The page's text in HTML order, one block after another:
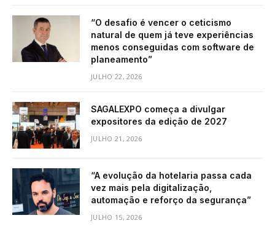
“O desafio é vencer o ceticismo
natural de quem já teve experiências
menos conseguidas com software de
planeamento”
JULHO 22, 2026
SAGALEXPO começa a divulgar
expositores da edição de 2027
JULHO 21, 2026
“A evolução da hotelaria passa cada
vez mais pela digitalização,
automação e reforço da segurança”
JULHO 15, 2026